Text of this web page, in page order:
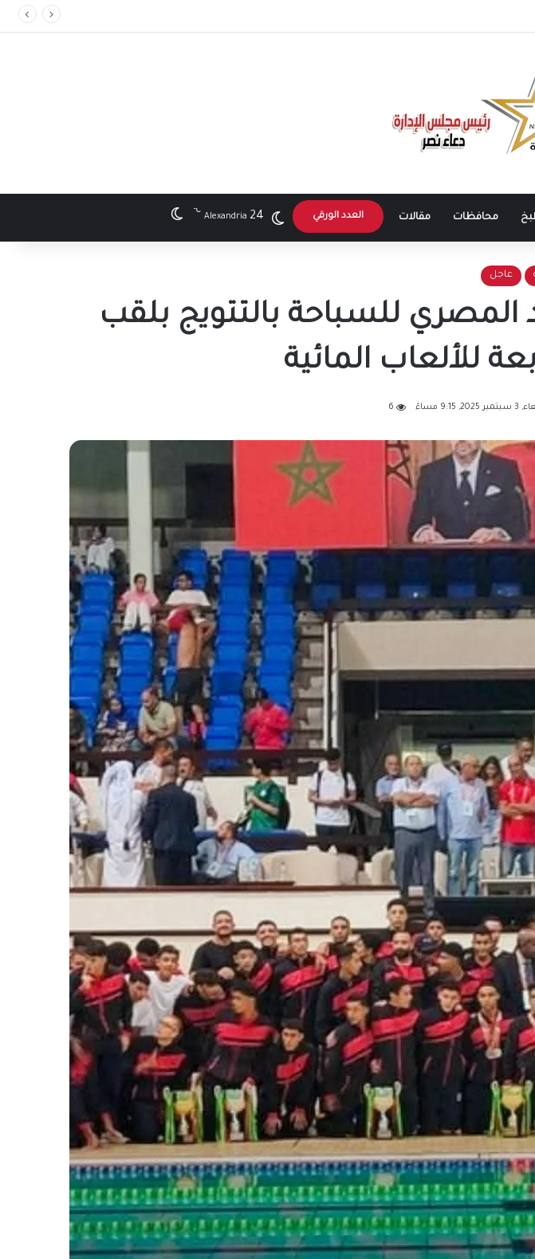
أنظار الجمهور
محافظات مقالات العدد الورقي Alexandria 24
℃ الوضع المظلم
عاجل
المصري للسباحة بالتتويج بلقب
للألعاب المائية
مساءً 6